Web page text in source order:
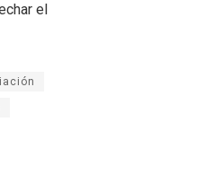
el